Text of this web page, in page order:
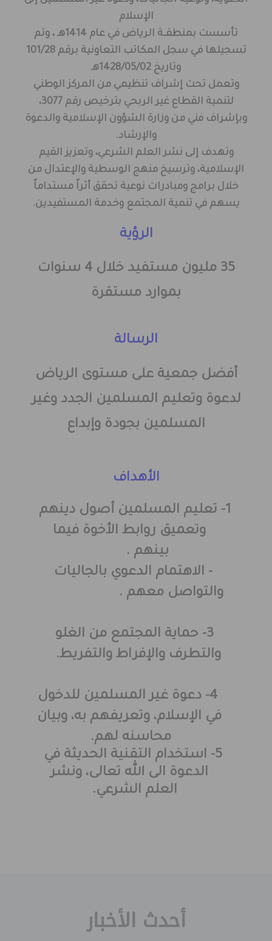
الإسلام
تأسست بمنطقــة الرياض في عام 1414هـ ، وتم
تسجيلها في سجل المكاتب التعاونية برقم 101/28
وتاريخ 1428/05/02هـ
وتعمل تحت إشراف تنظيمي من المركز الوطني
لتنمية القطاع غير الربحي بترخيص رقم 3077،
وبإشراف فني من وزارة الشؤون الإسلامية والدعوة
والإرشاد.
وتهدف إلى نشر العلم الشرعي، وتعزيز القيم
الإسلامية، وترسيخ منهج الوسطية والإعتدال من
خلال برامج ومبادرات نوعية تحقق أثراً مستداماً
يسهم في تنمية المجتمع وخدمة المستفيدين.
الرؤية
35 مليون مستفيد خلال 4 سنوات
بموارد مستقرة
الرسالة
أفضل جمعية على مستوى الرياض
لدعوة وتعليم المسلمين الجدد وغير
المسلمين بجودة وإبداع
الأهداف
1- تعليم المسلمين أصول دينهم
وتعميق روابط الأخوة فيما
بينهم .
2- الاهتمام الدعوي بالجاليات
والتواصل معهم .
3- حماية المجتمع من الغلو
والتطرف والإفراط والتفريط.
4- دعوة غير المسلمين للدخول
في الإسلام، وتعريفهم به، وبيان
محاسنه لهم.
5- استخدام التقنية الحديثة في
الدعوة الى الله تعالى، ونشر
العلم الشرعي.
أحدث الأخبار